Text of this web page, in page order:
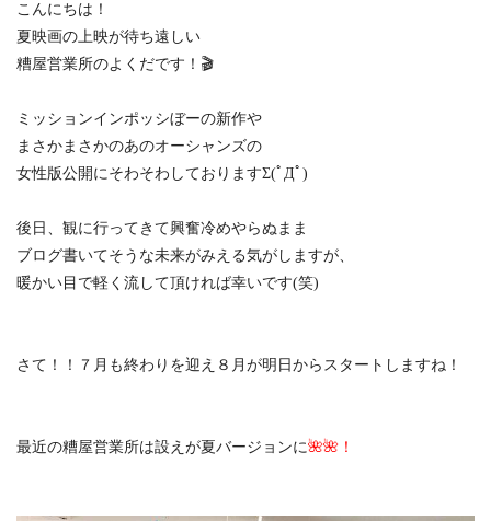
こんにちは！
夏映画の上映が待ち遠しい
糟屋営業所のよくだです！🎬
ミッションインポッシぼーの新作や
まさかまさかのあのオーシャンズの
女性版公開にそわそわしておりますΣ(ﾟДﾟ)
後日、観に行ってきて興奮冷めやらぬまま
ブログ書いてそうな未来がみえる気がしますが、
暖かい目で軽く流して頂ければ幸いです(笑)
さて！！７月も終わりを迎え８月が明日からスタートしますね！
最近の糟屋営業所は設えが夏バージョンに🌺🌺！